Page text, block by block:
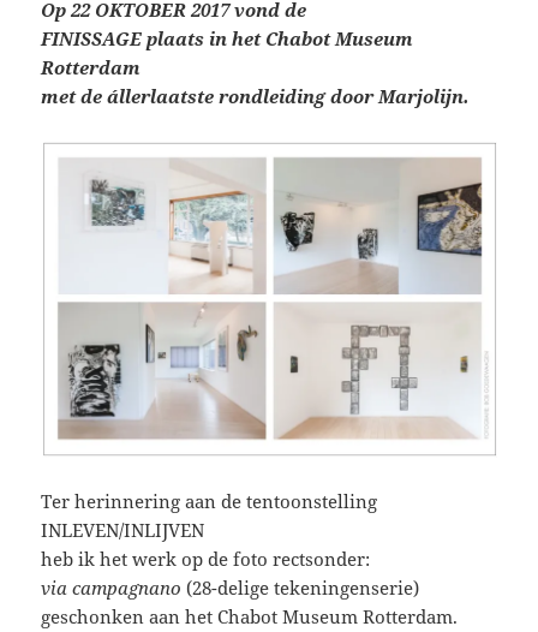
Op 22 OKTOBER 2017 vond de
FINISSAGE plaats in het Chabot Museum
Rotterdam
met de állerlaatste rondleiding door Marjolijn.
Ter herinnering aan de tentoonstelling
INLEVEN/INLIJVEN
heb ik het werk op de foto rectsonder:
via campagnano (28-delige tekeningenserie)
geschonken aan het Chabot Museum Rotterdam.